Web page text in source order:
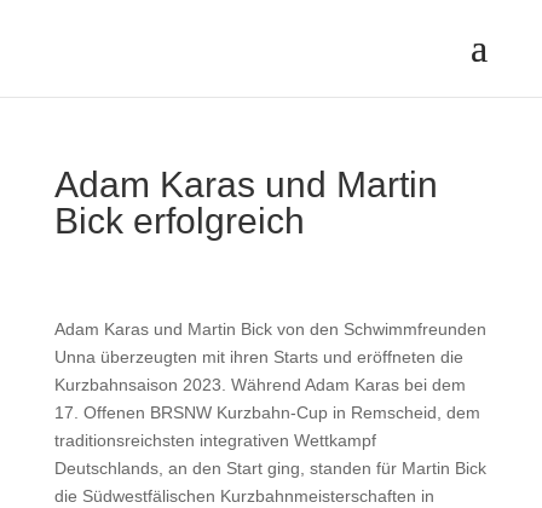
Adam Karas und Martin
Bick erfolgreich
Adam Karas und Martin Bick von den Schwimmfreunden
Unna überzeugten mit ihren Starts und eröffneten die
Kurzbahnsaison 2023. Während Adam Karas bei dem
17. Offenen BRSNW Kurzbahn-Cup in Remscheid, dem
traditionsreichsten integrativen Wettkampf
Deutschlands, an den Start ging, standen für Martin Bick
die Südwestfälischen Kurzbahnmeisterschaften in